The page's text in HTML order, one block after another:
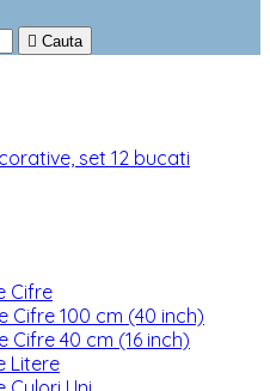
 Cauta
set 12 bucati
Cifre
Cifre 100 cm (40 inch)
Cifre 40 cm (16 inch)
Litere